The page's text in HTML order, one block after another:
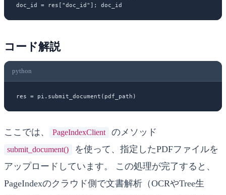
doc_id = res[ "doc_id" ]; doc_id
コード解説
python
res = pi.submit_document(pdf_path)
ここでは、 PageIndexClient のメソッド
submit_document()
を使って、指定したPDFファイルを
アップロードしています。 この処理が完了すると、
PageIndexのクラウド側で文書解析（OCRやTree生